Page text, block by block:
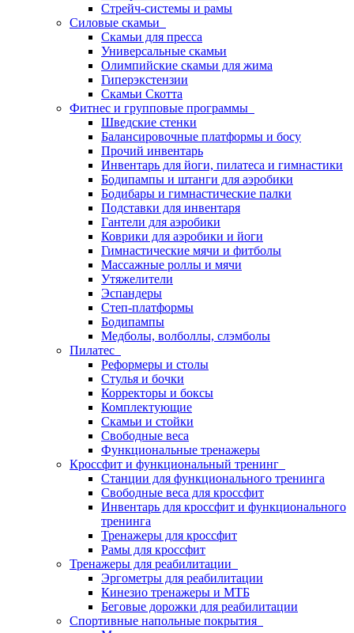
Стрейч-системы и рамы
Силовые скамьи
Скамьи для пресса
Универсальные скамьи
Олимпийские скамьи для жима
Гиперэкстензии
Скамьи Скотта
Фитнес и групповые программы
Шведские стенки
Балансировочные платформы и босу
Прочий инвентарь
Инвентарь для йоги, пилатеса и гимнастики
Бодипампы и штанги для аэробики
Бодибары и гимнастические палки
Подставки для инвентаря
Гантели для аэробики
Коврики для аэробики и йоги
Гимнастические мячи и фитболы
Массажные роллы и мячи
Утяжелители
Эспандеры
Степ-платформы
Бодипампы
Медболы, волболлы, слэмболы
Пилатес
Реформеры и столы
Стулья и бочки
Корректоры и боксы
Комплектующие
Скамьи и стойки
Свободные веса
Функциональные тренажеры
Кроссфит и функциональный тренинг
Станции для функционального тренинга
Свободные веса для кроссфит
Инвентарь для кроссфит и функционального
тренинга
Тренажеры для кроссфит
Рамы для кроссфит
Тренажеры для реабилитации
Эргометры для реабилитации
Кинезио тренажеры и МТБ
Беговые дорожки для реабилитации
Спортивные напольные покрытия